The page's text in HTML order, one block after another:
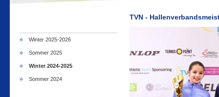
Winter 2025-2026
Sommer 2025
Winter 2024-2025
Sommer 2024
TVN -